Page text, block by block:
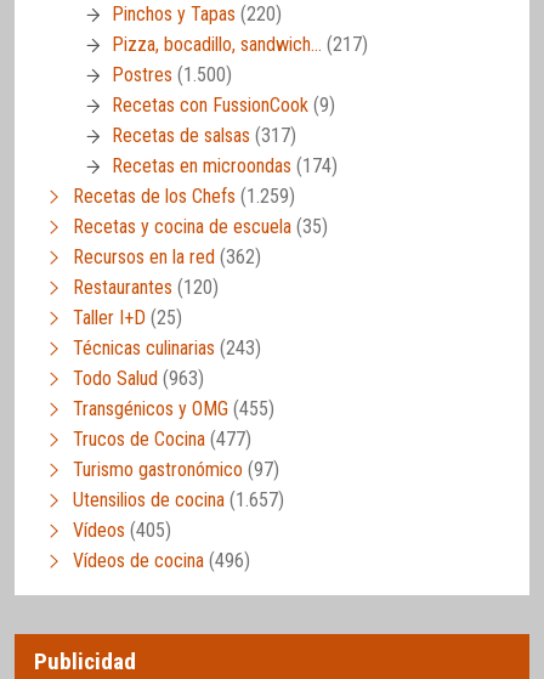
Pinchos y Tapas (220)
Pizza, bocadillo, sandwich… (217)
Postres (1.500)
Recetas con FussionCook (9)
Recetas de salsas (317)
Recetas en microondas (174)
Recetas de los Chefs (1.259)
Recetas y cocina de escuela (35)
Recursos en la red (362)
Restaurantes (120)
Taller I+D (25)
Técnicas culinarias (243)
Todo Salud (963)
Transgénicos y OMG (455)
Trucos de Cocina (477)
Turismo gastronómico (97)
Utensilios de cocina (1.657)
Vídeos (405)
Vídeos de cocina (496)
Publicidad